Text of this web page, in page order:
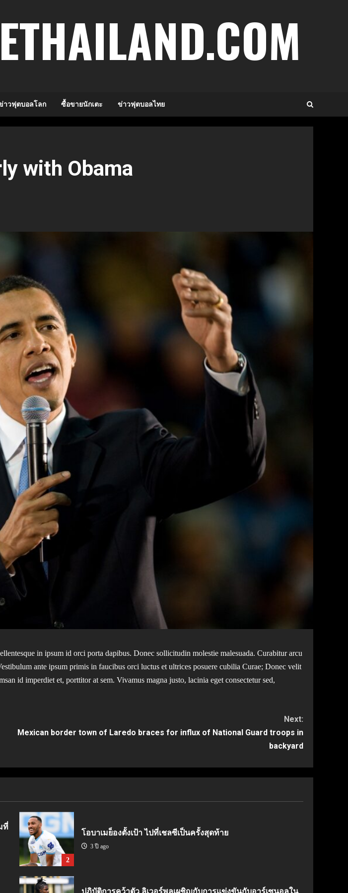
าวฟุตบอลโลก ซื้อขายนักเตะ ข่าวฟุตบอลไทย
with Obama
in ipsum id orci porta dapibus. Donec sollicitudin molestie malesuada. Curabitur arcu
ante ipsum primis in faucibus orci luctus et ultrices posuere cubilia Curae; Donec velit
id imperdiet et, porttitor at sem. Vivamus magna justo, lacinia eget consectetur sed,
Next:
Mexican border town of Laredo braces for influx of National Guard troops in
backyard
ที่
2
โอบาเมย็องตั้งเป้า ไปที่เชลซีเป็นครั้งสุดท้าย
3 ปี ago